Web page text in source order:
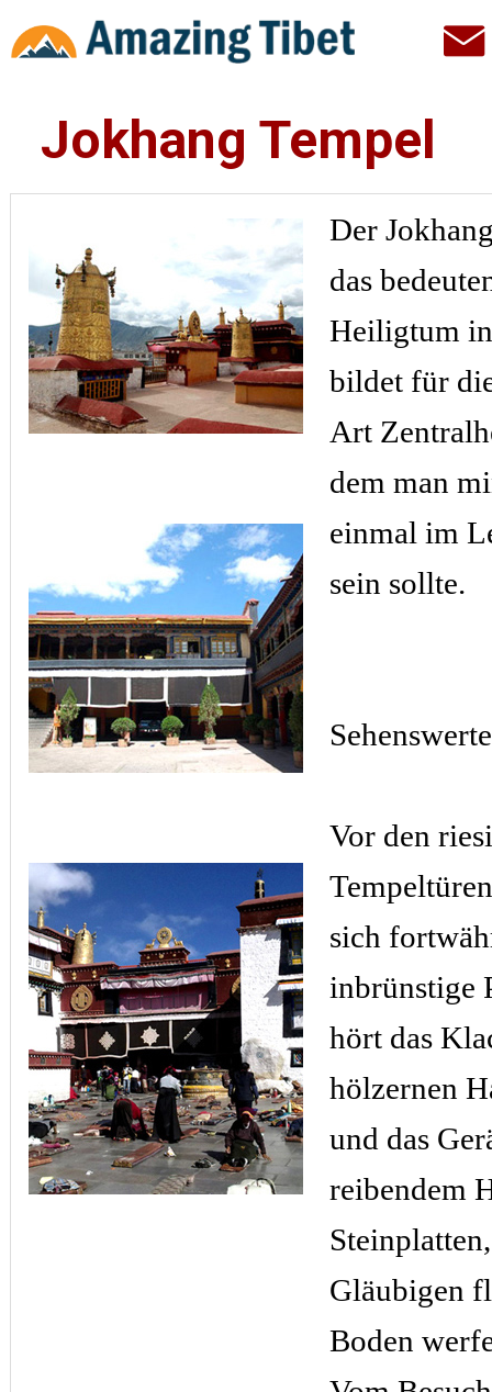
Jokhang Tempel
Der
das
Heiligtum
bildet für
Art
dem man
einmal im
sein sollte.
Vor den
sich
inbrünstige
hört das
hölzernen
und das
reibendem
Gläubigen
Boden